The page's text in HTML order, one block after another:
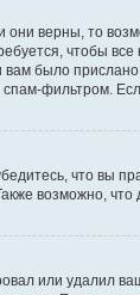
верны, то
чтобы
было
фильтром.
что вы
возможно,
или удалил